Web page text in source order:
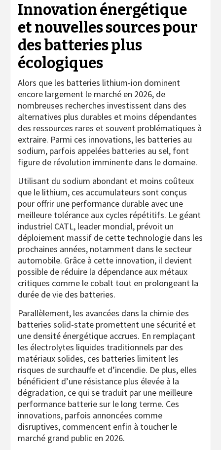
Innovation énergétique
et nouvelles sources pour
des batteries plus
écologiques
Alors que les batteries lithium-ion dominent
encore largement le marché en 2026, de
nombreuses recherches investissent dans des
alternatives plus durables et moins dépendantes
des ressources rares et souvent problématiques à
extraire. Parmi ces innovations, les batteries au
sodium, parfois appelées batteries au sel, font
figure de révolution imminente dans le domaine.
Utilisant du sodium abondant et moins coûteux
que le lithium, ces accumulateurs sont conçus
pour offrir une performance durable avec une
meilleure tolérance aux cycles répétitifs. Le géant
industriel CATL, leader mondial, prévoit un
déploiement massif de cette technologie dans les
prochaines années, notamment dans le secteur
automobile. Grâce à cette innovation, il devient
possible de réduire la dépendance aux métaux
critiques comme le cobalt tout en prolongeant la
durée de vie des batteries.
Parallèlement, les avancées dans la chimie des
batteries solid-state promettent une sécurité et
une densité énergétique accrues. En remplaçant
les électrolytes liquides traditionnels par des
matériaux solides, ces batteries limitent les
risques de surchauffe et d’incendie. De plus, elles
bénéficient d’une résistance plus élevée à la
dégradation, ce qui se traduit par une meilleure
performance batterie sur le long terme. Ces
innovations, parfois annoncées comme
disruptives, commencent enfin à toucher le
marché grand public en 2026.